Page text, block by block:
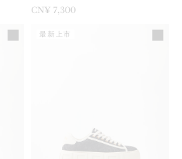
CN¥ 7,300
最新上市